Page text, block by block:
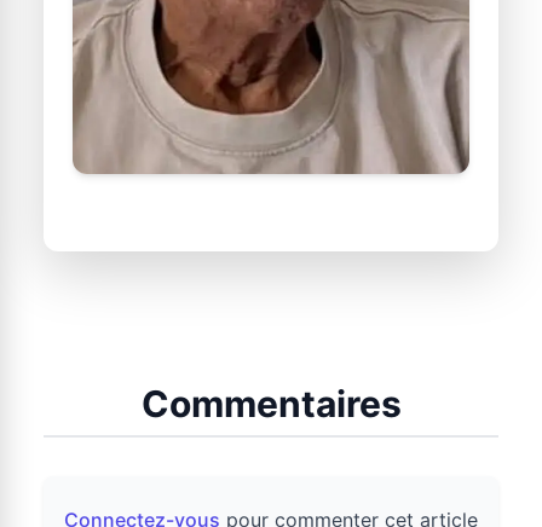
Commentaires
Connectez-vous pour commenter cet article